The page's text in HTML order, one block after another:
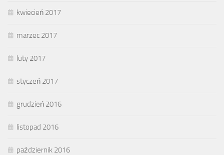
kwiecień 2017
marzec 2017
luty 2017
styczeń 2017
grudzień 2016
listopad 2016
październik 2016